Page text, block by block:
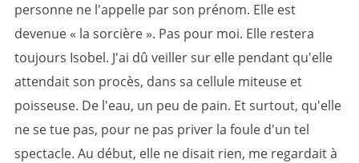
personne ne l'appelle par son prénom. Elle est
devenue « la sorcière ». Pas pour moi. Elle restera
toujours Isobel. J'ai dû veiller sur elle pendant qu'elle
attendait son procès, dans sa cellule miteuse et
poisseuse. De l'eau, un peu de pain. Et surtout, qu'elle
ne se tue pas, pour ne pas priver la foule d'un tel
spectacle. Au début, elle ne disait rien, me regardait à